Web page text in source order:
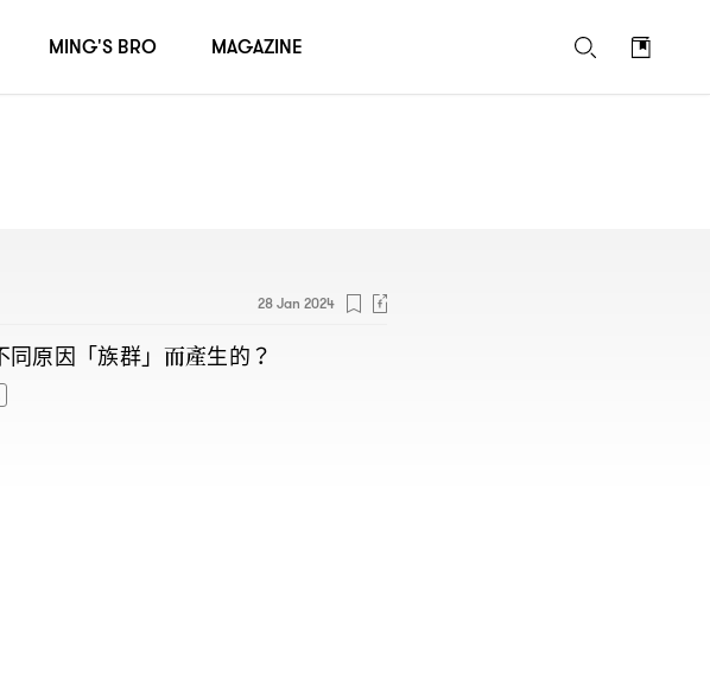
28 Jan 2024
同原因「族群」而產生的？
MING'S BRO MAGAZINE